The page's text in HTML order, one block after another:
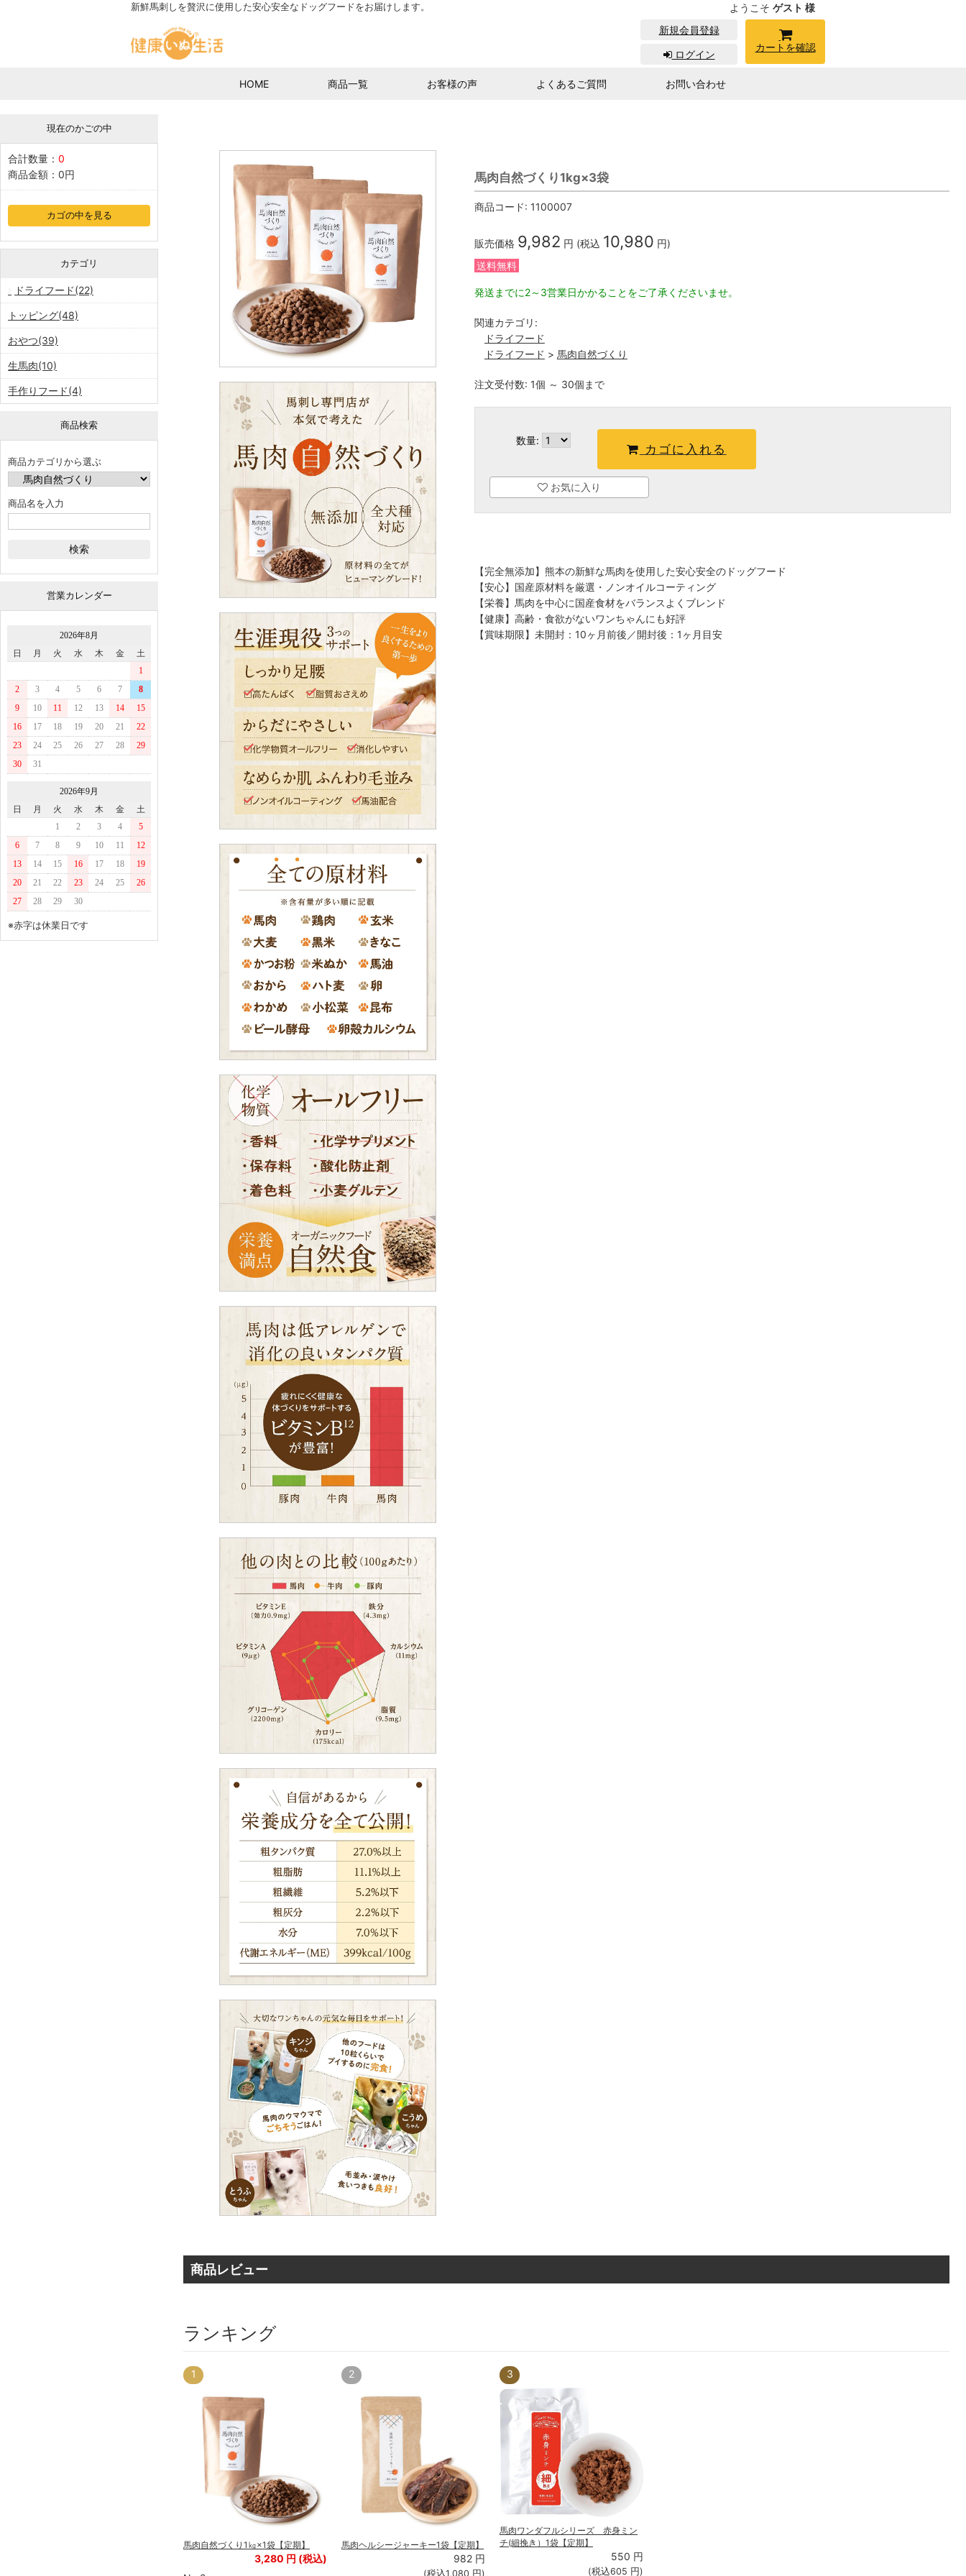
新鮮馬刺しを贅沢に使用した安心安全なドッグフードをお届けします。 ようこそ ゲスト 様
新規会員登録
ログイン
カートを確認
HOME 商品一覧 お客様の声 よくあるご質問 お問い合わせ
現在のかごの中
合計数量： 0
商品金額： 0円
カゴの中を見る
カテゴリ
ドライフード(22)
トッピング(48)
おやつ(39)
生馬肉(10)
手作りフード(4)
商品検索
商品カテゴリから選ぶ
商品名を入力
営業カレンダー
2026年8月
日
月 火 水 木 金
土
1
2
3 4 5 6 7
8
9
10 11 12 13 14
15
16
17 18 19 20 21
22
23
24 25 26 27 28
29
30
31
2026年9月
日
月 火 水 木 金
土
1
2 3 4
5
6
7 8 9 10 11
12
13
14 15 16 17 18
19
20
21 22 23 24 25
26
27
28 29 30
※赤字は休業日です
馬肉自然づくり1kg×3袋
商品コード: 1100007
販売価格 9,982 円 (税込 10,980 円)
送料無料
発送までに2～3営業日かかることをご了承くださいませ。
関連カテゴリ:
ドライフード
ドライフード > 馬肉自然づくり
注文受付数: 1個 ～ 30個まで
数量:
カゴに入れる
お気に入り
【完全無添加】熊本の新鮮な馬肉を使用した安心安全のドッグフード
【安心】国産原材料を厳選・ノンオイルコーティング
【栄養】馬肉を中心に国産食材をバランスよくブレンド
【健康】高齢・食欲がないワンちゃんにも好評
【賞味期限】未開封：10ヶ月前後／開封後：1ヶ月目安
商品レビュー
ランキング
1
馬肉自然づくり1㎏×1袋【定期】
3,280 円 (税込)
2
馬肉ヘルシージャーキー1袋【定期】
982 円
(税込1,080 円)
3
馬肉ワンダフルシリーズ 赤身ミン
チ(細挽き）1袋【定期】
550 円
(税込605 円)